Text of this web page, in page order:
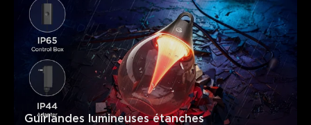
Guirlandes lumineuses étanches